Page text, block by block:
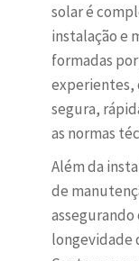
solar é
instalação e
formadas
experientes,
segura,
as normas
Além da
de
assegurando
longevidade